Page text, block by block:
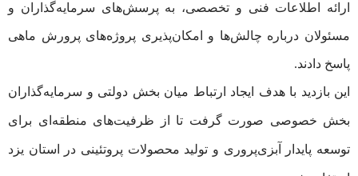
ارائه اطلاعات فنی و تخصصی، به پرسش‌های سرمایه‌گذاران و
مسئولان درباره چالش‌ها و امکان‌پذیری پروژه‌های پرورش ماهی
پاسخ دادند.
این بازدید با هدف ایجاد ارتباط میان بخش دولتی و سرمایه‌گذاران
بخش خصوصی صورت گرفت تا از ظرفیت‌های منطقه‌ای برای
توسعه پایدار آبزی‌پروری و تولید محصولات پروتئینی در استان یزد